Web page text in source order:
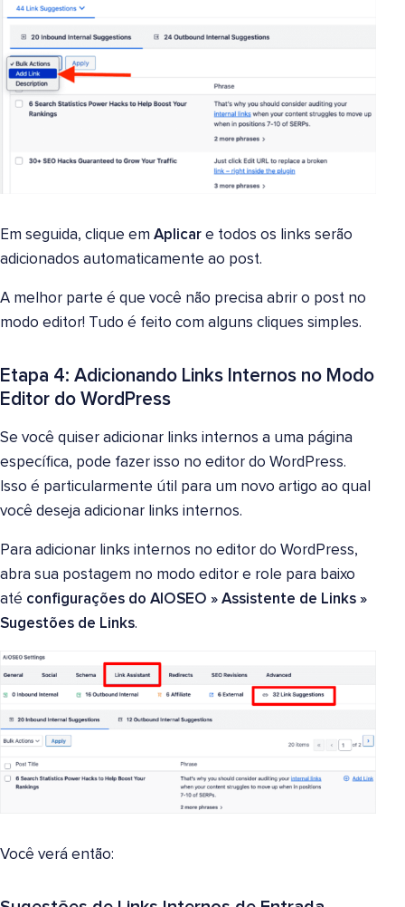
Em seguida, clique em Aplicar e todos os links serão
adicionados automaticamente ao post.
A melhor parte é que você não precisa abrir o post no
modo editor! Tudo é feito com alguns cliques simples.
Etapa 4: Adicionando Links Internos no Modo
Editor do WordPress
Se você quiser adicionar links internos a uma página
específica, pode fazer isso no editor do WordPress.
Isso é particularmente útil para um novo artigo ao qual
você deseja adicionar links internos.
Para adicionar links internos no editor do WordPress,
abra sua postagem no modo editor e role para baixo
até configurações do AIOSEO » Assistente de Links »
Sugestões de Links.
Você verá então: